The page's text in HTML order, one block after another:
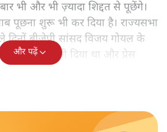
भी और भी ज़्यादा शिद्दत से पूछेंगे।
पूछना शुरू भी कर दिया है। राज्यसभा
बीजेपी सांसद विजय गोयल के
लेकर धरना भी दिया था और प्रेस
गया था।
और पढ़ें